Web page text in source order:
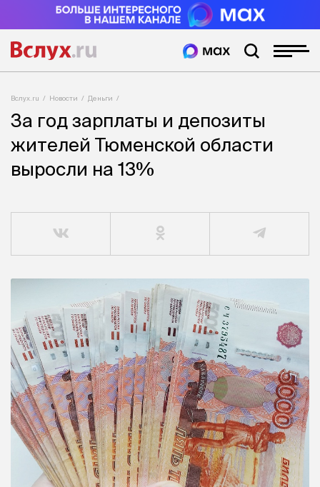
Вслух.ru Новости Деньги
За год зарплаты и депозиты
жителей Тюменской области
выросли на 13%